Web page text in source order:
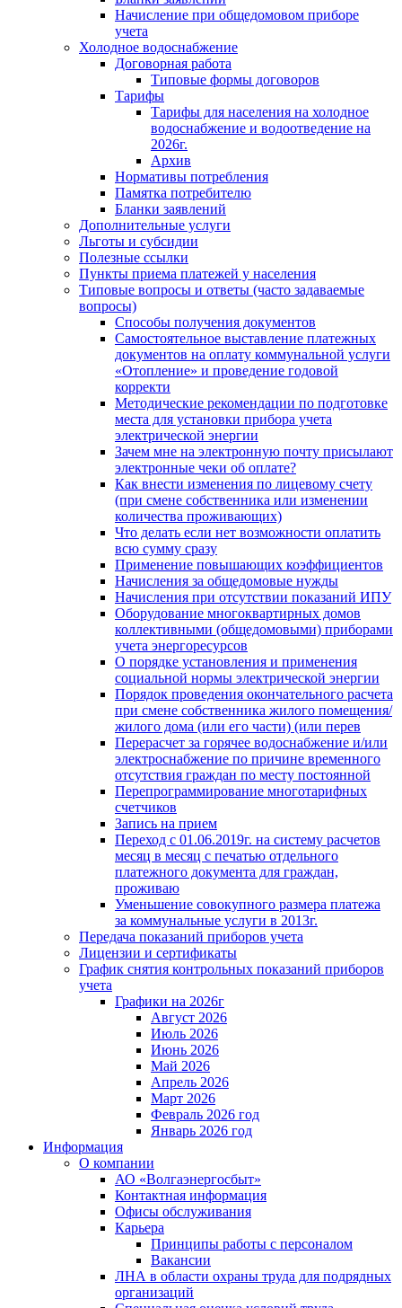
Начисление при общедомовом приборе
учета
Холодное водоснабжение
Договорная работа
Типовые формы договоров
Тарифы
Тарифы для населения на холодное
водоснабжение и водоотведение на
2026г.
Архив
Нормативы потребления
Памятка потребителю
Бланки заявлений
Дополнительные услуги
Льготы и субсидии
Полезные ссылки
Пункты приема платежей у населения
Типовые вопросы и ответы (часто задаваемые
вопросы)
Способы получения документов
Самостоятельное выставление платежных
документов на оплату коммунальной услуги
«Отопление» и проведение годовой
корректи
Методические рекомендации по подготовке
места для установки прибора учета
электрической энергии
Зачем мне на электронную почту присылают
электронные чеки об оплате?
Как внести изменения по лицевому счету
(при смене собственника или изменении
количества проживающих)
Что делать если нет возможности оплатить
всю сумму сразу
Применение повышающих коэффициентов
Начисления за общедомовые нужды
Начисления при отсутствии показаний ИПУ
Оборудование многоквартирных домов
коллективными (общедомовыми) приборами
учета энергоресурсов
О порядке установления и применения
социальной нормы электрической энергии
Порядок проведения окончательного расчета
при смене собственника жилого помещения/
жилого дома (или его части) (или перев
Перерасчет за горячее водоснабжение и/или
электроснабжение по причине временного
отсутствия граждан по месту постоянной
Перепрограммирование многотарифных
счетчиков
Запись на прием
Переход с 01.06.2019г. на систему расчетов
месяц в месяц с печатью отдельного
платежного документа для граждан,
проживаю
Уменьшение совокупного размера платежа
за коммунальные услуги в 2013г.
Передача показаний приборов учета
Лицензии и сертификаты
График снятия контрольных показаний приборов
учета
Графики на 2026г
Август 2026
Июль 2026
Июнь 2026
Май 2026
Апрель 2026
Март 2026
Февраль 2026 год
Январь 2026 год
Информация
О компании
АО «Волгаэнергосбыт»
Контактная информация
Офисы обслуживания
Карьера
Принципы работы с персоналом
Вакансии
ЛНА в области охраны труда для подрядных
организаций